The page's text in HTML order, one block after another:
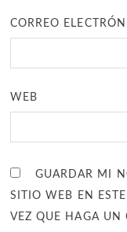
CORREO
WEB
GUARDAR MI
SITIO WEB EN
VEZ QUE HAGA UN